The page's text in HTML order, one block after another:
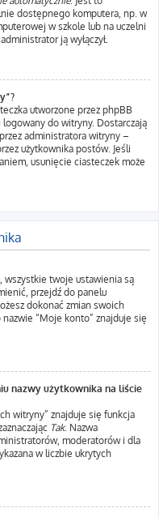
dostępnego komputera, np. w
w szkole lub na uczelni
ją wyłączył.
utworzone przez phpBB
do witryny. Dostarczają
administratora witryny –
użytkownika postów. Jeśli
usunięcie ciasteczek może
wszystkie twoje ustawienia są
przejdź do panelu
dokonać zmian swoich
“Moje konto” znajduje się
nazwy użytkownika na liście
witryny” znajduje się funkcja
Tak. Nazwa
moderatorów i dla
w liczbie ukrytych